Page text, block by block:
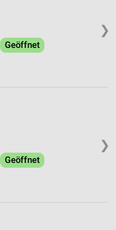
❯
Geöffnet
❯
Geöffnet